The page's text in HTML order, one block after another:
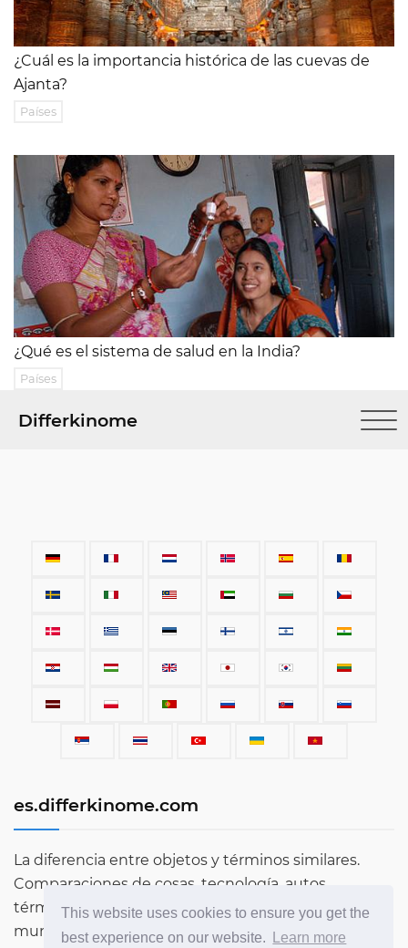
This website uses cookies to ensure you get the
best experience on our website.
Learn more
¿Cuál es la importancia histórica de las cuevas de
Ajanta?
Países
¿Qué es el sistema de salud en la India?
Países
Differkinome
es.differkinome.com
La diferencia entre objetos y términos similares.
Comparaciones de cosas, tecnología, autos,
términos, personas y todo lo que existe en este
mundo.